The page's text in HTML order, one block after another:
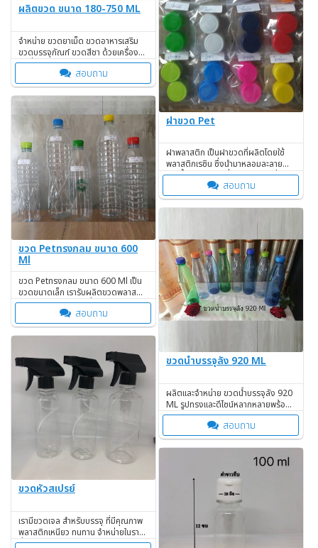
ผลิตขวด ขนาด 180-750 ML
จำหน่าย ขวดยาเม็ด ขวดอาหารเสริม
ขวดบรรจุภัณฑ์ ขวดสีชา ด้วยเครื่อง
มือที่ทันสมัย มั่นใจคุณภาพ!
สอบถาม
ฝาขวด Pet
ฝาพลาสติก เป็นฝาขวดที่ผลิตโดยใช้
พลาสติกเรซิน ซึ่งนำมาหลอมละลาย
แล้วขึ้นเป็นรูปฝา เพื่อป้องกันการรั่วซึม
สอบถาม
ขวด Petทรงกลม ขนาด 600
Ml
ขวด Petทรงกลม ขนาด 600 Ml เป็น
ขวดขนาดเล็ก เรารับผลิตขวดพลาสติก
ตามรูปแบบและขนาดที่ท่านต้องการ
สอบถาม
ขวดน้ำบรรจุลัง 920 ML
ผลิตและจำหน่าย ขวดน้ำบรรจุลัง 920
ML รูปทรงและดีไซน์หลากหลายพร้อม
ฝาขวด สินค้าขายดี
สอบถาม
ขวดหัวสเปรย์
เรามีขวดเจล สำหรับบรรจุ ที่มีคุณภาพ
พลาสติกเหนียว ทนทาน จำหน่ายในราคา
ที่ถูก